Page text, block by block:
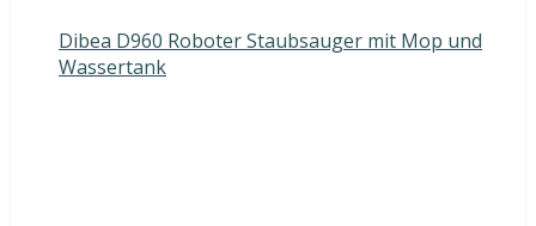
Dibea D960 Roboter Staubsauger mit Mop und
Wassertank